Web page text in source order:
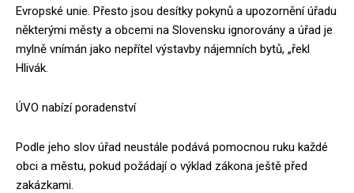
Evropské unie. Přesto jsou desítky pokynů a upozornění úřadu
některými městy a obcemi na Slovensku ignorovány a úřad je
mylně vnímán jako nepřítel výstavby nájemních bytů, „řekl
Hlivák.
ÚVO nabízí poradenství
Podle jeho slov úřad neustále podává pomocnou ruku každé
obci a městu, pokud požádají o výklad zákona ještě před
zakázkami.